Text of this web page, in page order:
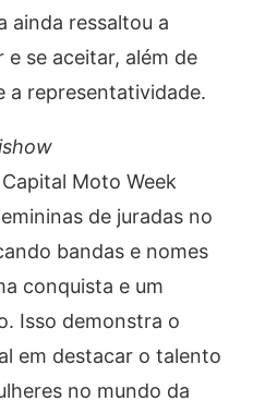
ainda ressaltou a
se aceitar, além de
a representatividade.
Moto Week
de juradas no
bandas e nomes
conquista e um
Isso demonstra o
em destacar o talento
no mundo da